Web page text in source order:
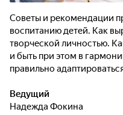
Советы и рекомендации
воспитанию детей. Как
творческой личностью.
и быть при этом в
правильно
Ведущий
Надежда Фокина